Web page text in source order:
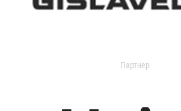
Партнер